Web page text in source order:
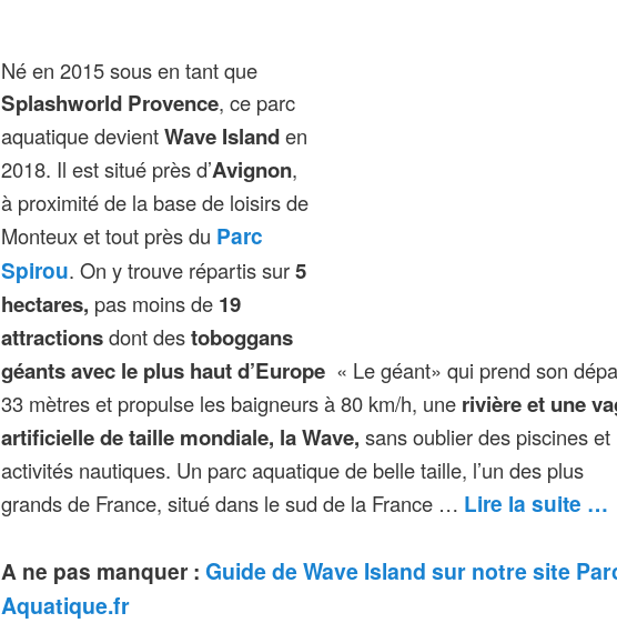
Né en 2015 sous en tant que
Splashworld Provence, ce parc
aquatique devientWave Islanden
2018. Il est situé près d’Avignon,
à proximité de la base de loisirs de
Monteux et tout près du Parc
Spirou. On y trouve répartis sur5
hectares, pas moins de 19
attractionsdont destoboggans
géants avec le plus haut d’Europe « Le géant» qui prend son
33 mètres et propulse les baigneurs à 80 km/h, une rivière et une
artificielle de taille mondiale, la Wave, sans oublier des piscines et
activités nautiques. Un parc aquatique de belle taille, l’un des plus
grands de France, situé dans le sud de la France … Lire la suite …
A ne pas manquer : Guide de Wave Island sur notre site
Aquatique.fr